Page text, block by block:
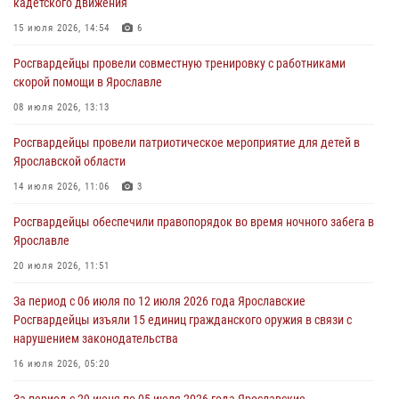
более 300 выездов по сигналам «тревога»
03 августа 2026, 07:09
Росгвардейцы оказали помощь беременной женщине во время
празднования Дня ВДВ в Ярославле
03 августа 2026, 06:20
За период с 20 июля по 26 июля 2026 года Ярославские
Росгвардейцы изъяли 41 единицу гражданского оружия в связи с
нарушением законодательства
В региональном управлении Росгвардии состоялся молебен,
приуроченный к празднику Крещения Руси
15 июля 2026, 14:54 6
Росгвардейцы провели совместную тренировку с работниками
скорой помощи в Ярославле
08 июля 2026, 13:13
Росгвардейцы провели патриотическое мероприятие для детей в
Ярославской области
14 июля 2026, 11:06 3
Росгвардейцы обеспечили правопорядок во время ночного забега в
Ярославле
20 июля 2026, 11:51
За период с 06 июля по 12 июля 2026 года Ярославские
Росгвардейцы изъяли 15 единиц гражданского оружия в связи с
нарушением законодательства
16 июля 2026, 05:20